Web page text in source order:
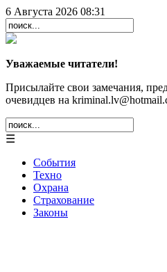
6 Августа 2026 08:31
Уважаемые читатели!
Присылайте свои замечания,
очевидцев на
☰
События
Техно
Охрана
Страхование
Законы